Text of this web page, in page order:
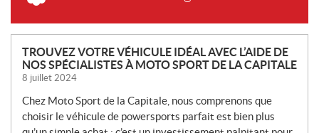
N
O
U
V
E
TROUVEZ VOTRE VÉHICULE IDÉAL AVEC L’AIDE DE
NOS SPÉCIALISTES À MOTO SPORT DE LA CAPITALE
8 juillet 2024
Chez Moto Sport de la Capitale, nous comprenons que
choisir le véhicule de powersports parfait est bien plus